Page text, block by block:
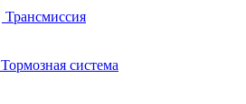
Трансмиссия
Тормозная система